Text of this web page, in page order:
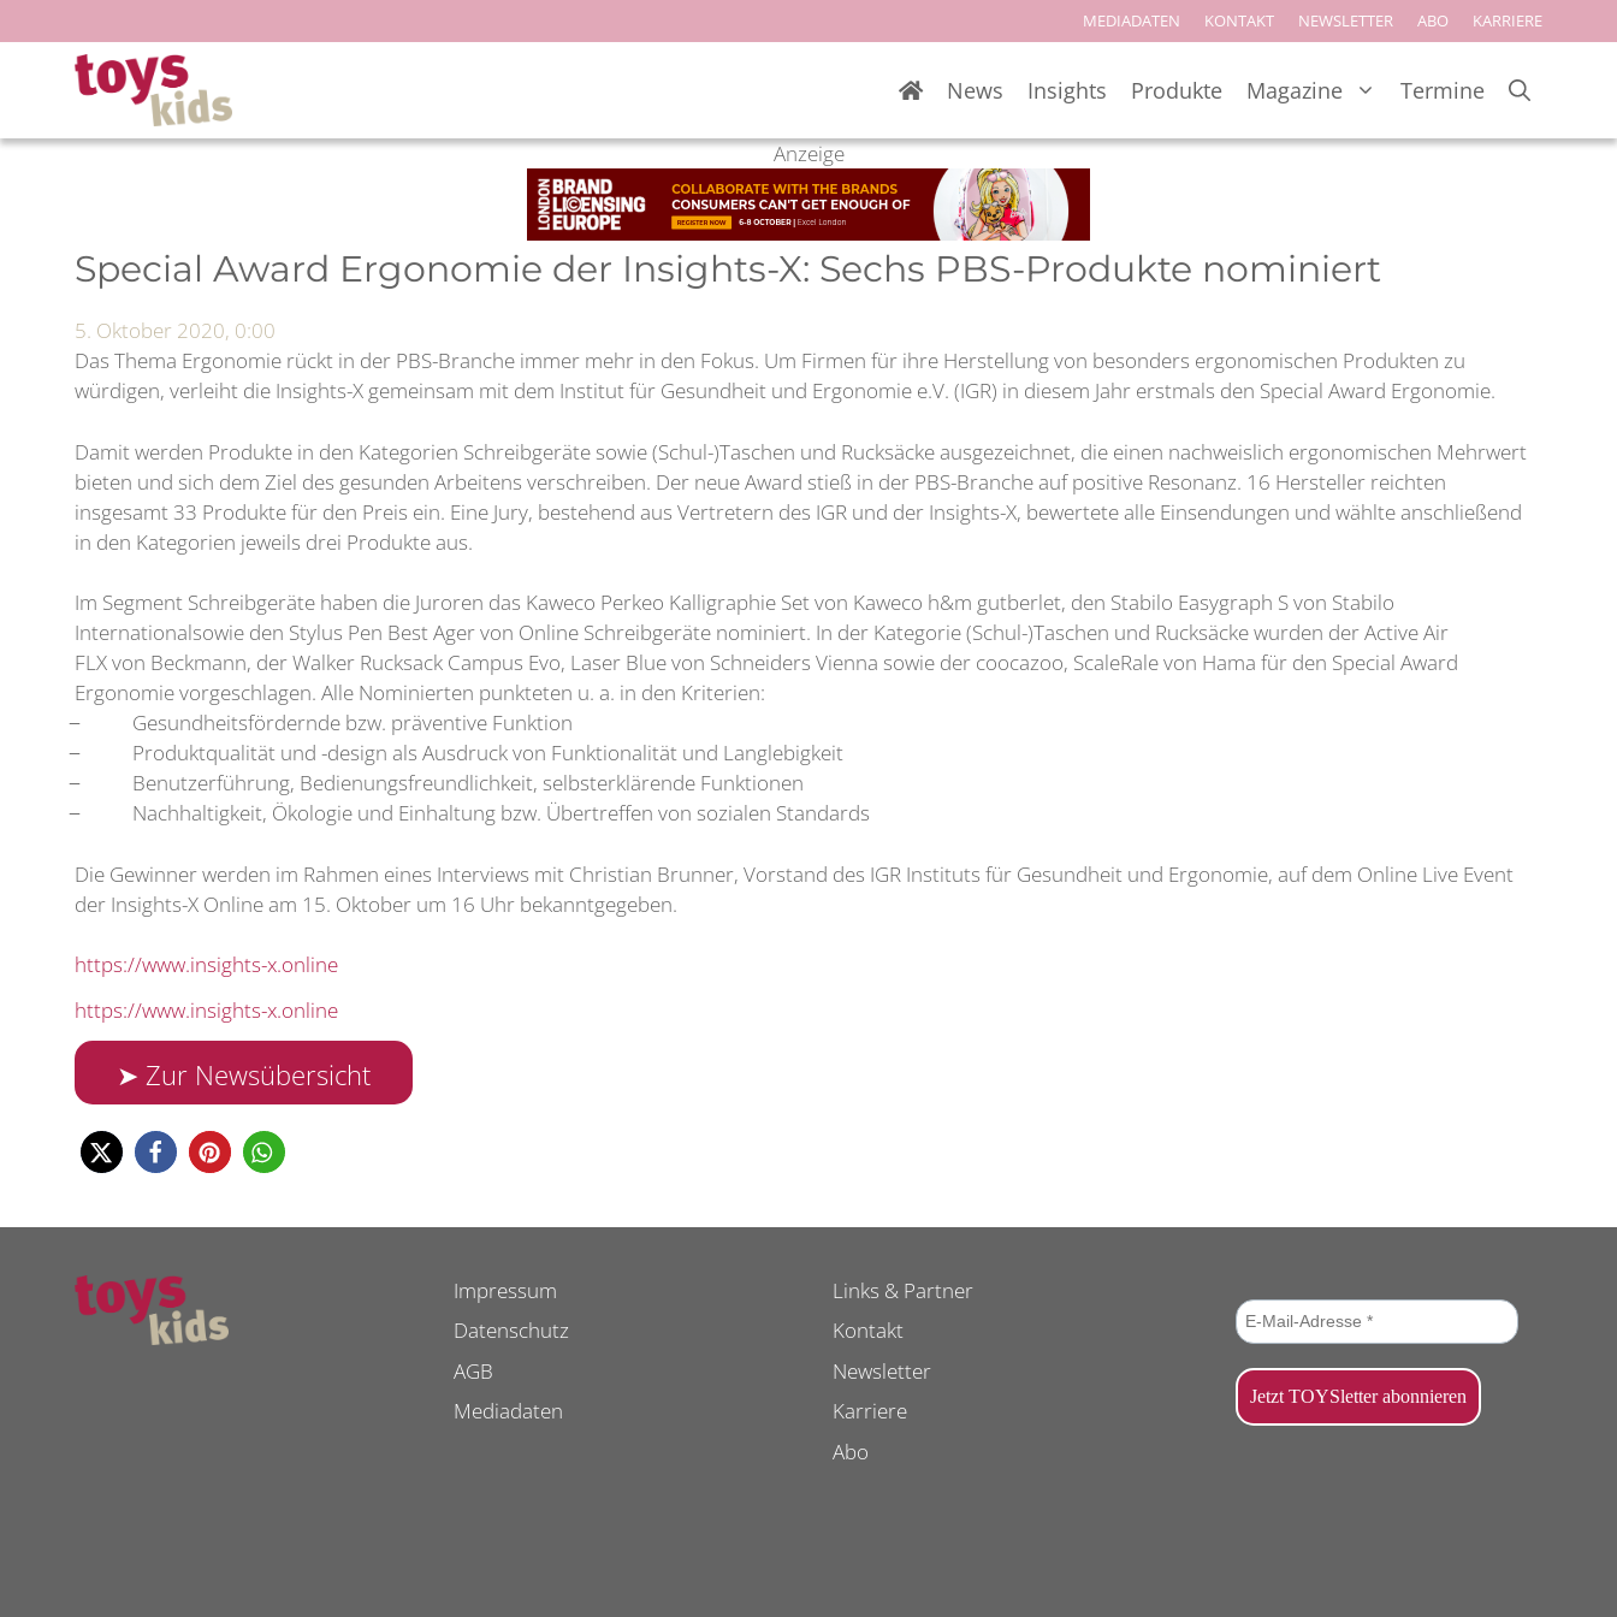
Inhalt
springen
MEDIADATEN KONTAKT NEWSLETTER ABO KARRIERE
News Insights Produkte Magazine Termine
Anzeige
Special Award Ergonomie der Insights-X: Sechs PBS-Produkte nominiert
5. Oktober 2020, 0:00
Das Thema Ergonomie rückt in der PBS-Branche immer mehr in den Fokus. Um Firmen für ihre Herstellung von besonders ergonomischen Produkten zu
würdigen, verleiht die Insights-X gemeinsam mit dem Institut für Gesundheit und Ergonomie e.V. (IGR) in diesem Jahr erstmals den Special Award Ergonomie.
Damit werden Produkte in den Kategorien Schreibgeräte sowie (Schul-)Taschen und Rucksäcke ausgezeichnet, die einen nachweislich ergonomischen Mehrwert
bieten und sich dem Ziel des gesunden Arbeitens verschreiben. Der neue Award stieß in der PBS-Branche auf positive Resonanz. 16 Hersteller reichten
insgesamt 33 Produkte für den Preis ein. Eine Jury, bestehend aus Vertretern des IGR und der Insights-X, bewertete alle Einsendungen und wählte anschließend
in den Kategorien jeweils drei Produkte aus.
Im Segment Schreibgeräte haben die Juroren das Kaweco Perkeo Kalligraphie Set von Kaweco h&m gutberlet, den Stabilo Easygraph S von Stabilo
Internationalsowie den Stylus Pen Best Ager von Online Schreibgeräte nominiert. In der Kategorie (Schul-)Taschen und Rucksäcke wurden der Active Air
FLX von Beckmann, der Walker Rucksack Campus Evo, Laser Blue von Schneiders Vienna sowie der coocazoo, ScaleRale von Hama für den Special Award
Ergonomie vorgeschlagen. Alle Nominierten punkteten u. a. in den Kriterien:
̶ Gesundheitsfördernde bzw. präventive Funktion
̶ Produktqualität und -design als Ausdruck von Funktionalität und Langlebigkeit
̶ Benutzerführung, Bedienungsfreundlichkeit, selbsterklärende Funktionen
̶ Nachhaltigkeit, Ökologie und Einhaltung bzw. Übertreffen von sozialen Standards
Die Gewinner werden im Rahmen eines Interviews mit Christian Brunner, Vorstand des IGR Instituts für Gesundheit und Ergonomie, auf dem Online Live Event
der Insights-X Online am 15. Oktober um 16 Uhr bekanntgegeben.
https://www.insights-x.online
https://www.insights-x.online
➤ Zur Newsübersicht
Impressum
Datenschutz
AGB
Mediadaten
Links & Partner
Kontakt
Newsletter
Karriere
Abo